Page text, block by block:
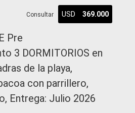
Consultar USD 369.000
Pre
3 DORMITORIOS en
de la playa,
con parrillero,
Entrega: Julio 2026